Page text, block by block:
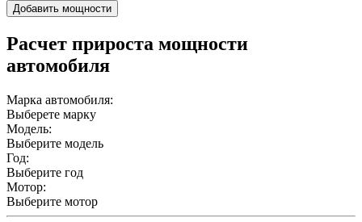
Добавить мощности
Расчет прироста мощности
автомобиля
Марка автомобиля:
Выберете марку
Модель:
Выберите модель
Год:
Выберите год
Мотор:
Выберите мотор